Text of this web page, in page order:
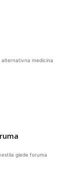
alternativna medicina
glede foruma